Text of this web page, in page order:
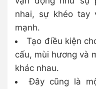
nhai, sự khéo tay
mạnh.
Tạo điều kiện
cấu, mùi hương và
khác nhau.
Đây cũng là